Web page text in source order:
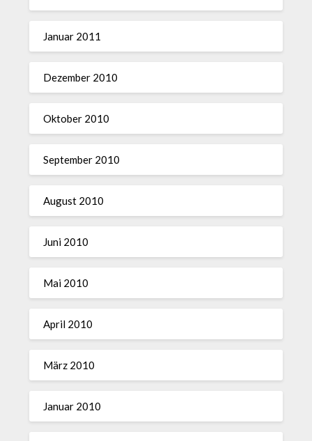
Januar 2011
Dezember 2010
Oktober 2010
September 2010
August 2010
Juni 2010
Mai 2010
April 2010
März 2010
Januar 2010